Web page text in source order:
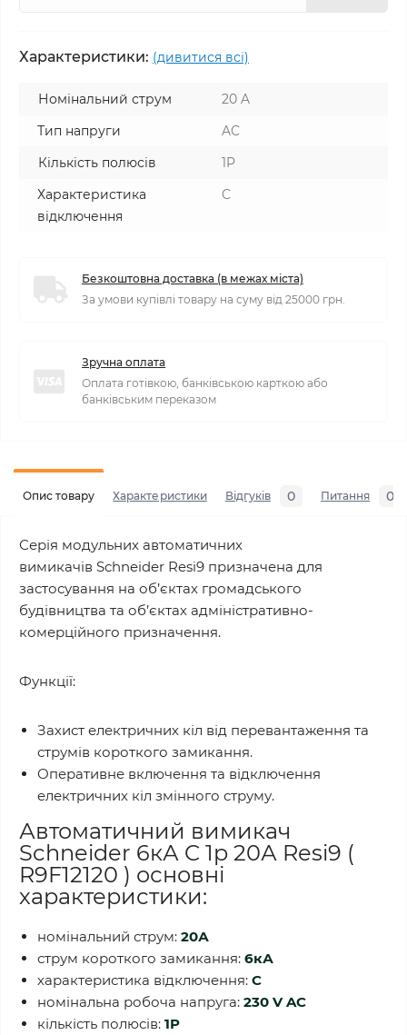
Характеристики: (дивитися всі)
Номінальний струм
20 A
Тип напруги
AC
Кількість полюсів
1P
Характеристика
відключення
C
Безкоштовна доставка (в межах міста)
За умови купівлі товару на суму від 25000 грн.
Зручна оплата
Оплата готівкою, банківською карткою або
банківським переказом
Опис товару Характеристики Відгуків 0 Питання 0
Серія модульних автоматичних
вимикачів Schneider Resi9 призначена для
застосування на об’єктах громадського
будівництва та об’єктах адміністративно-
комерційного призначення.
Функції:
Захист електричних кіл від перевантаження та
струмів короткого замикання.
Оперативне включення та відключення
електричних кіл змінного струму.
Автоматичний вимикач
Schneider 6кА C 1p 20А Resi9 (
R9F12120 ) основні
характеристики:
номінальний струм: 20А
струм короткого замикання: 6кА
характеристика відключення: С
номінальна робоча напруга: 230 V AC
кількість полюсів: 1P